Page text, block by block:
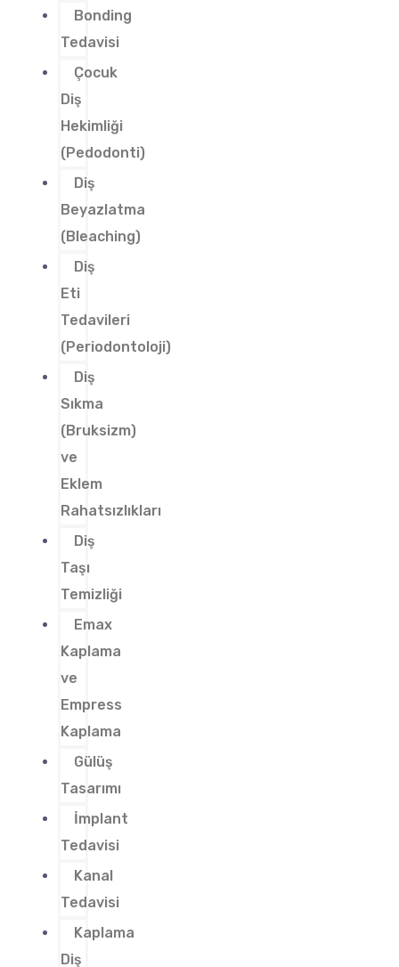
Bonding
Tedavisi
Çocuk
Diş
Hekimliği
(Pedodonti)
Diş
Beyazlatma
(Bleaching)
Diş
Eti
Tedavileri
(Periodontoloji)
Diş
Sıkma
(Bruksizm)
ve
Eklem
Rahatsızlıkları
Diş
Taşı
Temizliği
Emax
Kaplama
ve
Empress
Kaplama
Gülüş
Tasarımı
İmplant
Tedavisi
Kanal
Tedavisi
Kaplama
Diş